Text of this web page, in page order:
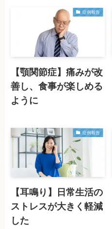
症例報告
【顎関節症】痛みが改
善し、食事が楽しめる
ように
症例報告
【耳鳴り】日常生活の
ストレスが大きく軽減
した